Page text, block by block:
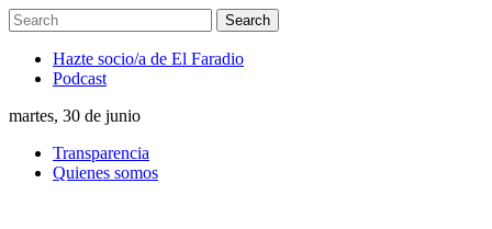
Hazte socio/a de El Faradio
Podcast
martes, 30 de junio
Transparencia
Quienes somos